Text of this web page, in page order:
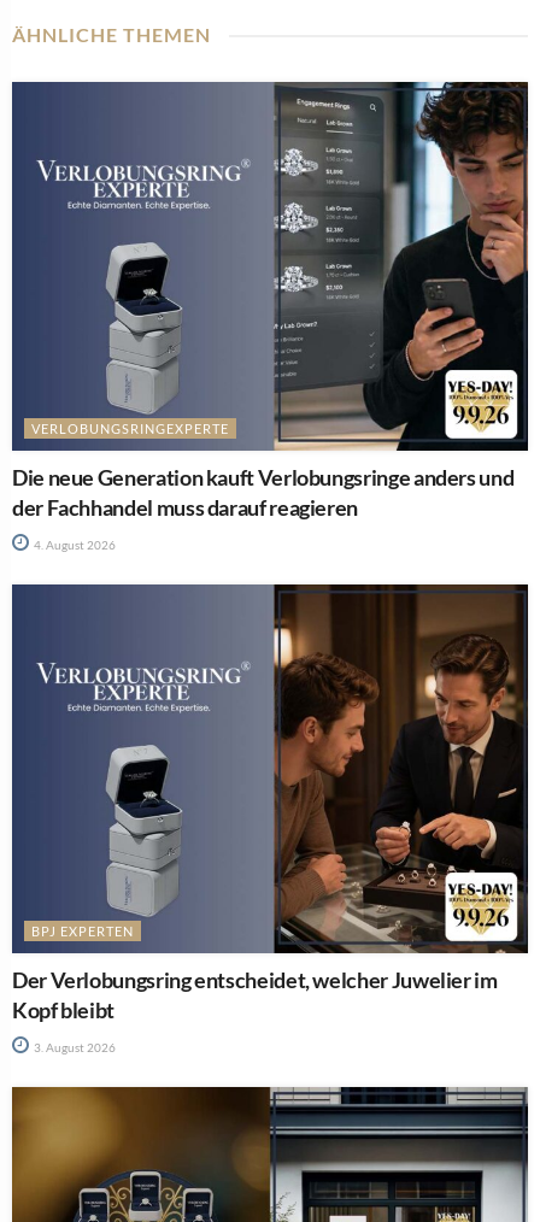
ÄHNLICHE THEMEN
VERLOBUNGSRINGEXPERTE
Die neue Generation kauft Verlobungsringe anders und
der Fachhandel muss darauf reagieren
4. August 2026
BPJ EXPERTEN
Der Verlobungsring entscheidet, welcher Juwelier im
Kopf bleibt
3. August 2026